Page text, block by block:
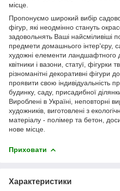
місце.
Пропонуємо широкий вибір
фігур, які неодмінно стануть
задовольнять Ваші найсміливіші
предмети домашнього інтер'єру,
художні елементи ландшафтного
квітники і вазони, статуї, фігурки
різноманітні декоративні фігури
проявити свою індивідуальність
будинку, саду, присадибної
Вироблені в Україні, неповторні
художників, виготовлені з
матеріалу - полімер та бетон,
нове місце.
Приховати
Характеристики